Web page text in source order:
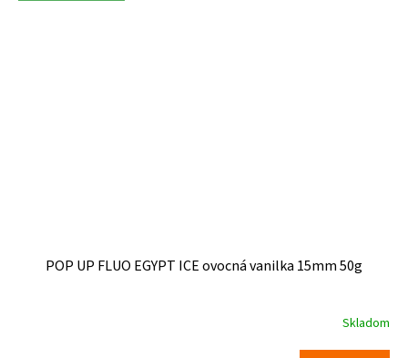
POP UP FLUO EGYPT ICE ovocná vanilka 15mm 50g
Skladom